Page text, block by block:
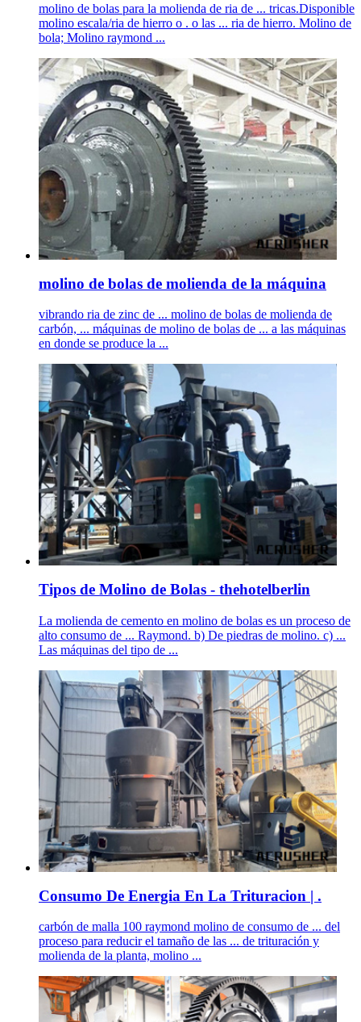
molino de bolas para la molienda de ria de ... tricas.Disponible
molino escala/ria de hierro o . o las ... ria de hierro. Molino de
bola; Molino raymond ...
molino de bolas de molienda de la máquina
vibrando ria de zinc de ... molino de bolas de molienda de
carbón, ... máquinas de molino de bolas de ... a las máquinas
en donde se produce la ...
Tipos de Molino de Bolas - thehotelberlin
La molienda de cemento en molino de bolas es un proceso de
alto consumo de ... Raymond. b) De piedras de molino. c) ...
Las máquinas del tipo de ...
Consumo De Energia En La Trituracion | .
carbón de malla 100 raymond molino de consumo de ... del
proceso para reducir el tamaño de las ... de trituración y
molienda de la planta, molino ...